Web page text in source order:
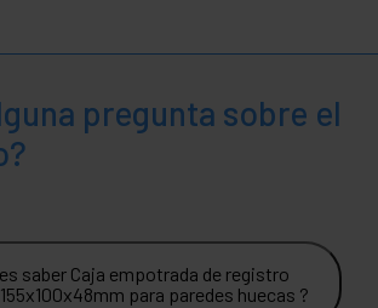
pregunta sobre el
saber Caja empotrada de registro
para paredes huecas ?